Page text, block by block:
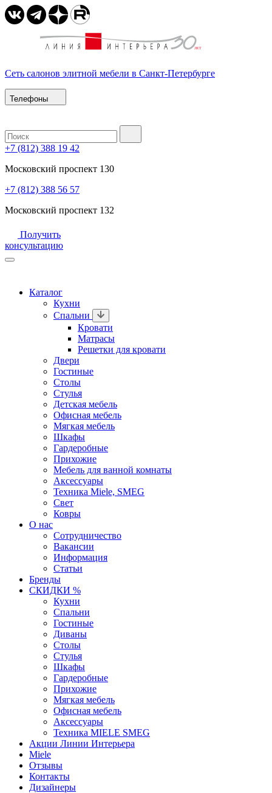
Сеть салонов элитной мебели в Санкт-Петербурге
Телефоны
+7 (812) 388 19 42
Московский проспект 130
+7 (812) 388 56 57
Московский проспект 132
Получить
консультацию
Каталог
Кухни
Спальни
Кровати
Матрасы
Решетки для кровати
Двери
Гостиные
Столы
Стулья
Детская мебель
Офисная мебель
Мягкая мебель
Шкафы
Гардеробные
Прихожие
Мебель для ванной комнаты
Аксессуары
Техника Miele, SMEG
Свет
Ковры
О нас
Сотрудничество
Вакансии
Информация
Статьи
Бренды
СКИДКИ %
Кухни
Спальни
Гостиные
Диваны
Столы
Стулья
Шкафы
Гардеробные
Прихожие
Мягкая мебель
Офисная мебель
Аксессуары
Техника MIELE SMEG
Акции Линии Интерьера
Miele
Отзывы
Контакты
Дизайнеры